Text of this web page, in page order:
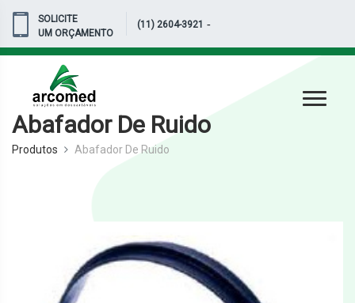
SOLICITE
UM ORÇAMENTO
(11) 2604-3921 -
Abafador De Ruido
Produtos Abafador De Ruido